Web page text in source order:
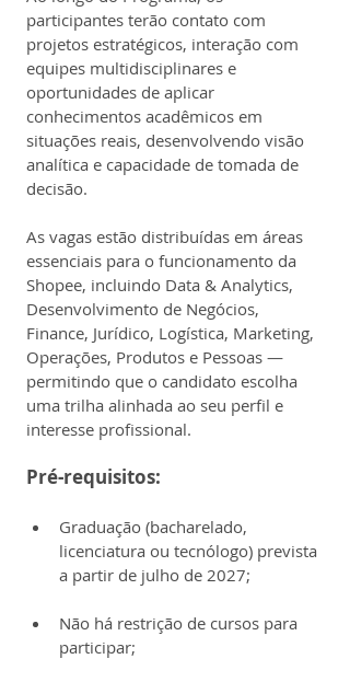
participantes terão contato com
projetos estratégicos, interação com
equipes multidisciplinares e
oportunidades de aplicar
conhecimentos acadêmicos em
situações reais, desenvolvendo visão
analítica e capacidade de tomada de
decisão.
As vagas estão distribuídas em áreas
essenciais para o funcionamento da
Shopee, incluindo Data & Analytics,
Desenvolvimento de Negócios,
Finance, Jurídico, Logística, Marketing,
Operações, Produtos e Pessoas —
permitindo que o candidato escolha
uma trilha alinhada ao seu perfil e
interesse profissional.
Pré-requisitos:
Graduação (bacharelado,
licenciatura ou tecnólogo) prevista
a partir de julho de 2027;
Não há restrição de cursos para
participar;